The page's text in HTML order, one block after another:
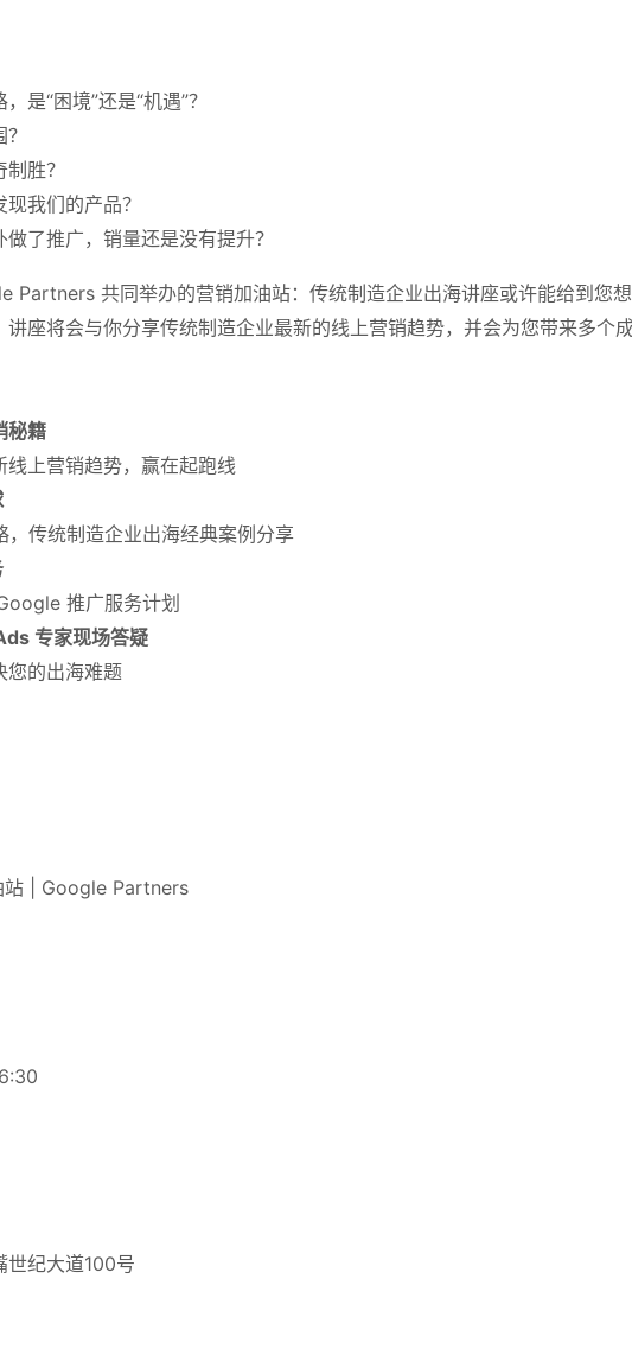
是“困境”还是“机遇”？
胜？
我们的产品？
了推广，销量还是没有提升？
Partners 共同举办的营销加油站：传统制造企业出海讲座或许能给到您
讲座将会与你分享传统制造企业最新的线上营销趋势，并会为您带来多个
秘籍
线上营销趋势，赢在起跑线
，传统制造企业出海经典案例分享
推广服务计划
专家现场答疑
您的出海难题
站 | Google Partners
世纪大道100号